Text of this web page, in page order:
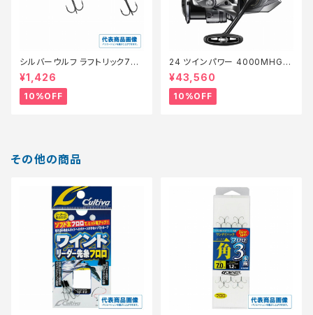
シルバーウルフ ラフトリック70Ｆ
【スタッフ永徳浜名湖セレクト】
【10】
¥1,426
10%OFF
24 ツインパワー 4000MHG
【継続セール_リール】【10】
¥43,560
10%OFF
その他の商品